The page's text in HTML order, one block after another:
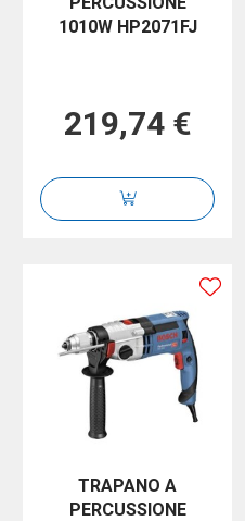
1010W HP2071FJ
219,74 €
TRAPANO A
PERCUSSIONE